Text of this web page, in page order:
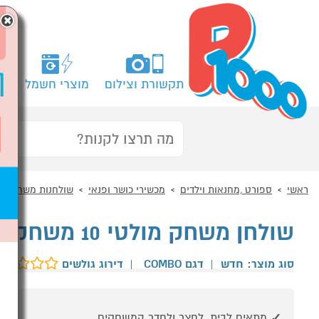
תקשורת וצילום מוצרי חשמל
ראשי ספורט ,מחנאות וילדים מכשירי כושר ופנאי שולחנות משחק
שולחן משחק מולטי 10 משחקים ב1 COMBO
סוג מוצר: חדש | דגם COMBO | דירוג גולשים
×